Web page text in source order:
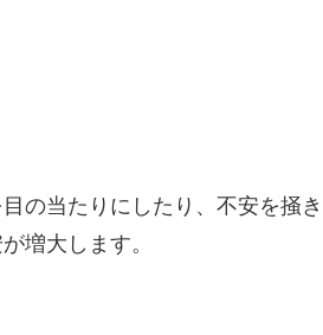
の当たりにしたり、不安を掻き
増大します。